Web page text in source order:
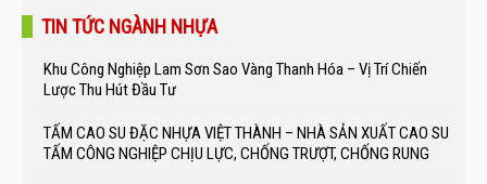
TIN TỨC NGÀNH NHỰA
Khu Công Nghiệp Lam Sơn Sao Vàng Thanh Hóa – Vị Trí Chiến
Lược Thu Hút Đầu Tư
TẤM CAO SU ĐẶC NHỰA VIỆT THÀNH – NHÀ SẢN XUẤT CAO SU
TẤM CÔNG NGHIỆP CHỊU LỰC, CHỐNG TRƯỢT, CHỐNG RUNG